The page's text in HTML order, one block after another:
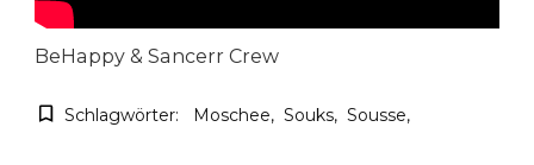
BeHappy & Sancerr Crew
Schlagwörter: Moschee Souks Sousse